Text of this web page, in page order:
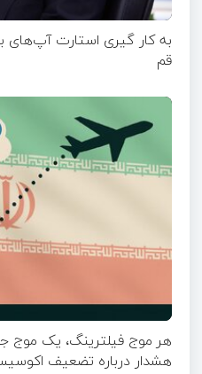
به کار گیری استارت
قم
هر موج فیلترینگ، یک موج
هشدار درباره تضعیف